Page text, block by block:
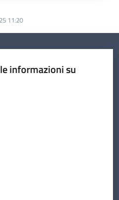
11:20
informazioni su